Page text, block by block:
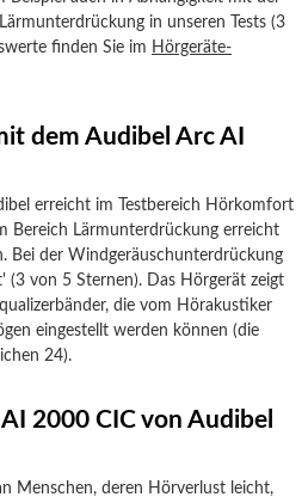
in unseren Tests (3
finden Sie im Hörgeräte-
dem Audibel Arc AI
erreicht im Testbereich Hörkomfort
Bereich Lärmunterdrückung erreicht
Bei der Windgeräuschunterdrückung
(3 von 5 Sternen). Das Hörgerät zeigt
die vom Hörakustiker
eingestellt werden können (die
24).
2000 CIC von Audibel
Menschen, deren Hörverlust leicht,